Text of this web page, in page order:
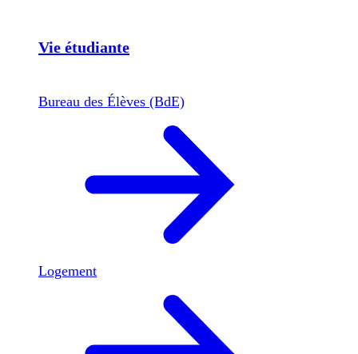
Vie étudiante
Bureau des Élèves (BdE)
Logement